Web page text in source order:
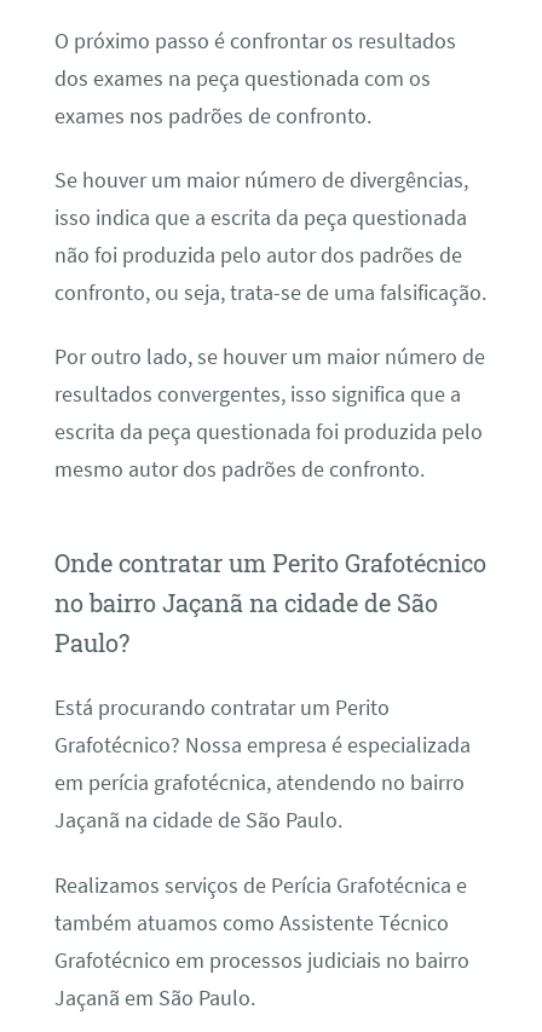
O próximo passo é confrontar os resultados
dos exames na peça questionada com os
exames nos padrões de confronto.
Se houver um maior número de divergências,
isso indica que a escrita da peça questionada
não foi produzida pelo autor dos padrões de
confronto, ou seja, trata-se de uma falsificação.
Por outro lado, se houver um maior número de
resultados convergentes, isso significa que a
escrita da peça questionada foi produzida pelo
mesmo autor dos padrões de confronto.
Onde contratar um Perito Grafotécnico
no bairro Jaçanã na cidade de São
Paulo?
Está procurando contratar um Perito
Grafotécnico? Nossa empresa é especializada
em perícia grafotécnica, atendendo no bairro
Jaçanã na cidade de São Paulo.
Realizamos serviços de Perícia Grafotécnica e
também atuamos como Assistente Técnico
Grafotécnico em processos judiciais no bairro
Jaçanã em São Paulo.